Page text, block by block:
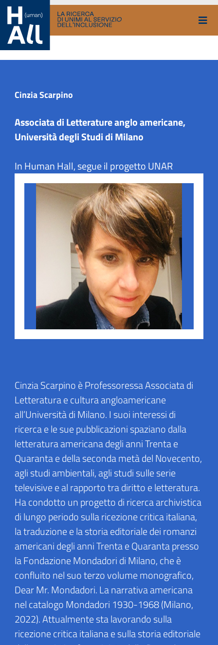
Vai
contenuto
Cinzia Scarpino
Associata di Letterature anglo americane,
Università degli Studi di Milano
In Human Hall, segue il progetto UNAR
Cinzia Scarpino è Professoressa Associata di
Letteratura e cultura angloamericane
all’Università di Milano. I suoi interessi di
ricerca e le sue pubblicazioni spaziano dalla
letteratura americana degli anni Trenta e
Quaranta e della seconda metà del Novecento,
agli studi ambientali, agli studi sulle serie
televisive e al rapporto tra diritto e letteratura.
Ha condotto un progetto di ricerca archivistica
di lungo periodo sulla ricezione critica italiana,
la traduzione e la storia editoriale dei romanzi
americani degli anni Trenta e Quaranta presso
la Fondazione Mondadori di Milano, che è
confluito nel suo terzo volume monografico,
Dear Mr. Mondadori. La narrativa americana
nel catalogo Mondadori 1930-1968 (Milano,
2022). Attualmente sta lavorando sulla
ricezione critica italiana e sulla storia editoriale